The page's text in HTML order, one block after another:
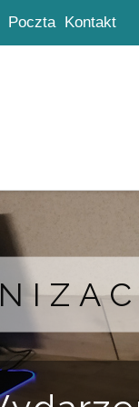
Poczta Kontakt